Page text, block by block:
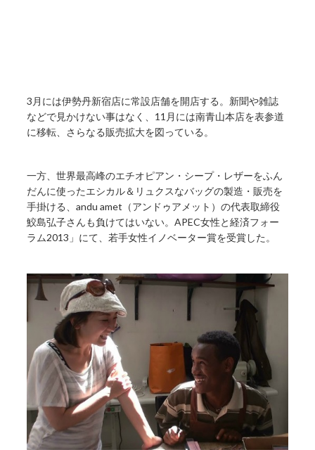
3月には伊勢丹新宿店に常設店舗を開店する。新聞や雑誌
などで見かけない事はなく、11月には南青山本店を表参道
に移転、さらなる販売拡大を図っている。
一方、世界最高峰のエチオピアン・シープ・レザーをふん
だんに使ったエシカル＆リュクスなバッグの製造・販売を
手掛ける、andu amet（アンドゥアメット）の代表取締役
鮫島弘子さんも負けてはいない。APEC女性と経済フォー
ラム2013」にて、若手女性イノベーター賞を受賞した。